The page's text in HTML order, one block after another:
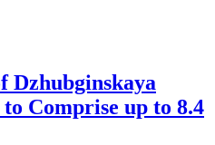
Dzhubginskaya
Comprise up to 8.4